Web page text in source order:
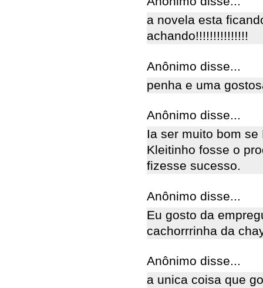
a novela esta
achando!!!!!!!!!!!!!!!
Anônimo disse...
penha e uma
Anônimo disse...
Ia ser muito bom
Kleitinho fosse o
fizesse sucesso.
Anônimo disse...
Eu gosto da
cachorrrinha da
Anônimo disse...
a unica coisa que